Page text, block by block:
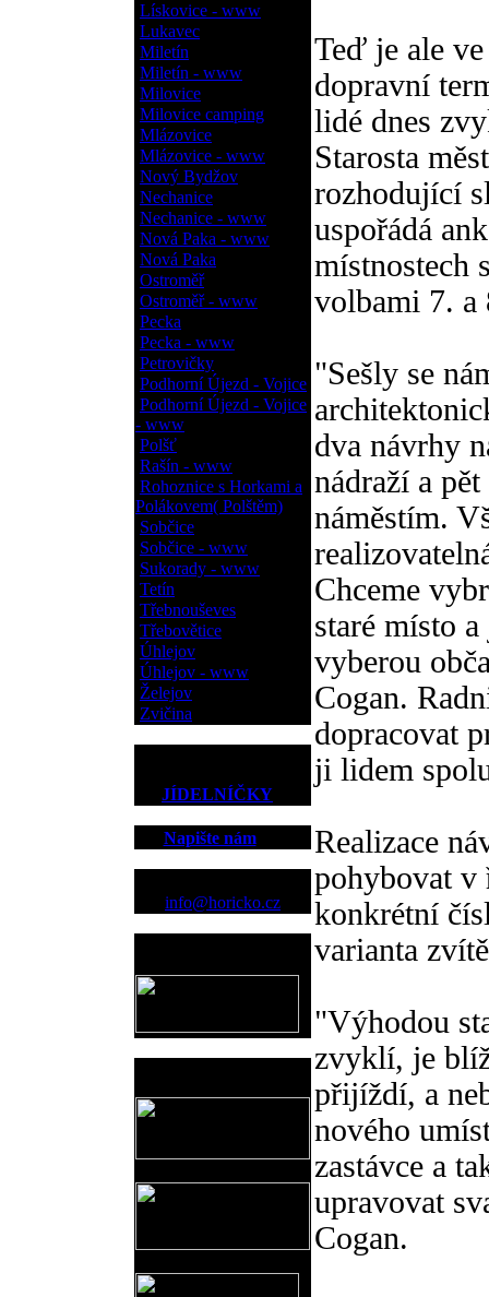
Lískovice - www
Lukavec
Miletín
Miletín - www
Milovice
Milovice camping
Mlázovice
Mlázovice - www
Nový Bydžov
Nechanice
Nechanice - www
Nová Paka - www
Nová Paka
Ostroměř
Ostroměř - www
Pecka
Pecka - www
Petrovičky
Podhorní Újezd - Vojice
Podhorní Újezd - Vojice
- www
Polšť
Rašín - www
Rohoznice s Horkami a
Polákovem( Polštěm)
Sobčice
Sobčice - www
Sukorady - www
Tetín
Třebnouševes
Třebovětice
Úhlejov
Úhlejov - www
Želejov
Zvičina
JÍDELNÍČKY
Napište nám
info@horicko.cz
Teď je ale
dopravní
lidé dnes
Starosta
rozhodující
uspořádá
místnostech
volbami 7. a
"Sešly se
dva návrhy
nádraží a
náměstím.
Chceme
staré místo
vyberou
Cogan.
dopracovat
ji lidem
Realizace
pohybovat v
konkrétní
varianta
"Výhodou
zvyklí, je
přijíždí, a
nového
zastávce a
upravovat
Cogan.